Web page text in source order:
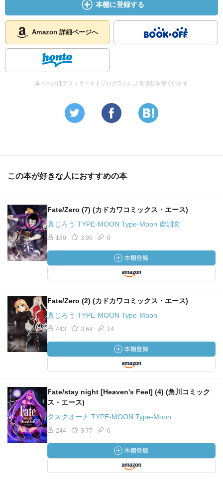
キャスター自身も見ていないけど、存在感はあったよ。(-.-)
凛のエピソードも、あんまし気持ちいいモンじゃなかった
し。＜雁夜おじさんは・・・・・・・もうなんだかいろい
ろ終わってるし。(-"-;)
いやぁ、原作者・・・・・・というか、原作著者も大概だ
けど、絵師さんの方も人間の闇の部分描かせたらＥＸＴＲ
一度、虚淵玄原作のオリジナル漫画を、真じろうに描いて
ほしいものである。
本棚に登録する
Amazon 詳細ページへ
本ページはアフィリエイトプログラムによる収益を得ています
この本が好きな人におすすめの本
Fate/Zero (7) (カドカワコミックス・エース)
真じろう TYPE-MOON Type-Moon 虚淵玄
189 3.95 6
Fate/Zero (2) (カドカワコミックス・エース)
真じろう TYPE-MOON Type-Moon
443 3.64 14
Fate/stay night [Heaven's Feel] (4) (角川コミック
ス・エース)
タスクオーナ TYPE-MOON Type-Moon
244 3.77 6